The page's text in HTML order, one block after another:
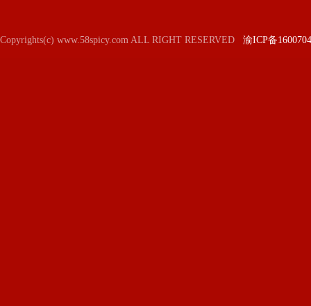
Copyrights(c) www.58spicy.com ALL RIGHT RESERVED 渝ICP备